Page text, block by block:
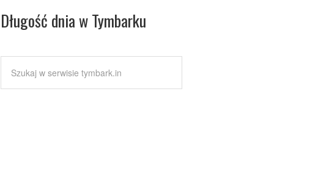
Długość dnia w Tymbarku